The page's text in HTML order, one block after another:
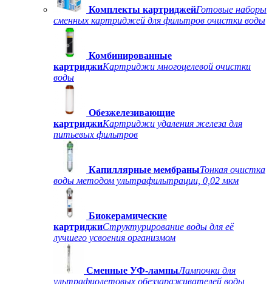
Комплекты картриджейГотовые наборы
сменных картриджей для фильтров очистки воды
Комбинированные
картриджиКартриджи многоцелевой очистки
воды
Обезжелезивающие
картриджиКартриджи удаления железа для
питьевых фильтров
Капиллярные мембраныТонкая очистка
воды методом ультрафильтрации, 0,02 мкм
Биокерамические
картриджиСтруктурирование воды для её
лучшего усвоения организмом
Сменные УФ-лампыЛампочки для
ультрафиолетовых обеззараживателей воды